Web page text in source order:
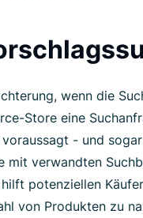
wenn die
Store eine
- und
mit verwandten
hilft potenziellen
von Produkten zu